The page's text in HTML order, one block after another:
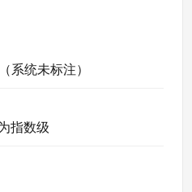
系统未标注）
指数级